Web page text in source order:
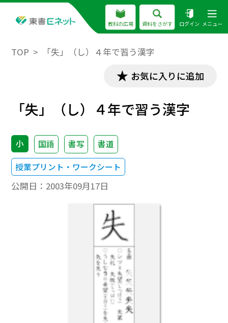
教科の広場 資料をさがす ログイン メニュー
TOP 「失」（し）４年で習う漢字
お気に入りに追加
「失」（し）４年で習う漢字
小 国語 書写
書道
授業プリント・ワークシート
公開日： 2003年09月17日